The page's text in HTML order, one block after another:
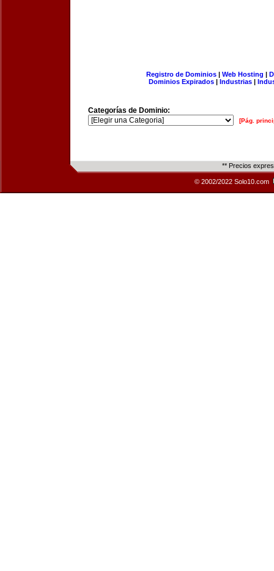
Registro de Dominios| Web Hosting |
Dominios Expirados | Industrias |
Categorías de Dominio:
[Pág.
** Precios
© 2002/2022 Solo10.com